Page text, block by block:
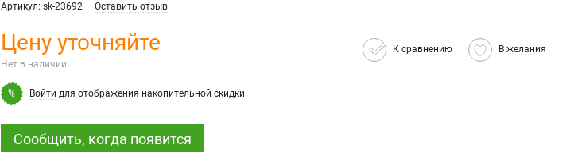
Артикул: sk-23692 Оставить отзыв
Цену уточняйте
Нет в наличии
К сравнению В желания
% Войти для отображения накопительной скидки
Сообщить, когда появится